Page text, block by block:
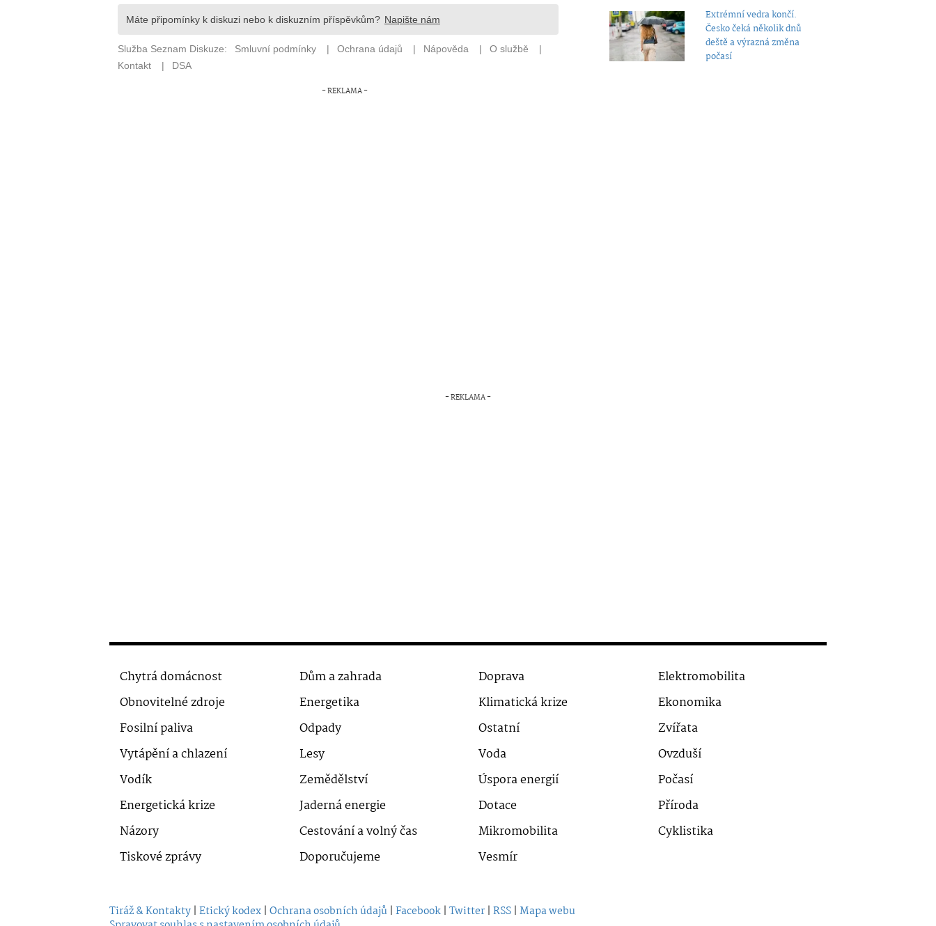
Extrémní vedra končí.
Česko čeká několik dnů
deště a výrazná změna
počasí
Chytrá domácnost Dům a zahrada Doprava
Elektromobilita
Obnovitelné zdroje
Energetika Klimatická krize
Ekonomika
Fosilní paliva
Odpady Ostatní
Zvířata
Vytápění a chlazení
Lesy Voda
Ovzduší
Vodík
Zemědělství Úspora energií
Počasí
Energetická krize
Jaderná energie Dotace
Příroda
Názory
Cestování a volný čas Mikromobilita
Cyklistika
Tiskové zprávy
Doporučujeme Vesmír
Tiráž & Kontakty | Etický kodex | Ochrana osobních údajů | Facebook | Twitter | RSS | Mapa webu